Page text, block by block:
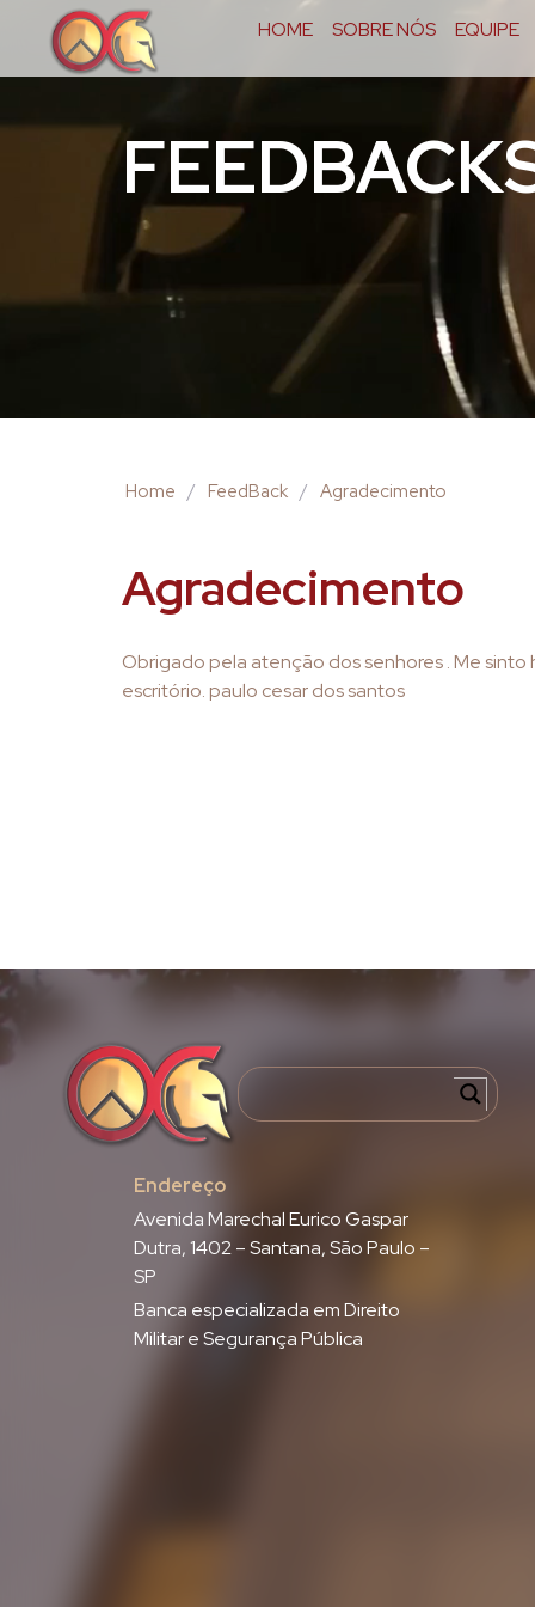
HOME SOBRE NÓS EQUIPE
Home / FeedBack / Agradecimento
Agradecimento
Obrigado pela atenção dos senhores . Me
escritório. paulo cesar dos santos
Endereço
Avenida Marechal Eurico Gaspar
Dutra, 1402 – Santana, São Paulo –
SP
Banca especializada em Direito
Militar e Segurança Pública